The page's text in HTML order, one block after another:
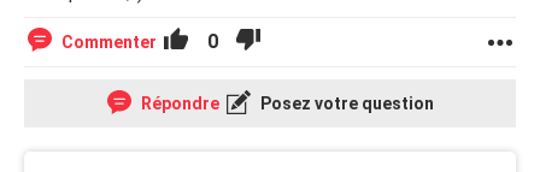
Commenter 0
Répondre Posez votre question